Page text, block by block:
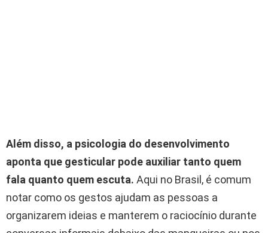
Além disso, a psicologia do desenvolvimento
aponta que gesticular pode auxiliar tanto quem
fala quanto quem escuta. Aqui no Brasil, é comum
notar como os gestos ajudam as pessoas a
organizarem ideias e manterem o raciocínio durante